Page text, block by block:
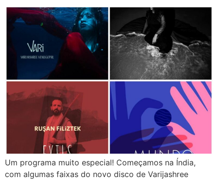
Um programa muito especial! Começamos na Índia,
com algumas faixas do novo disco de Varijashree